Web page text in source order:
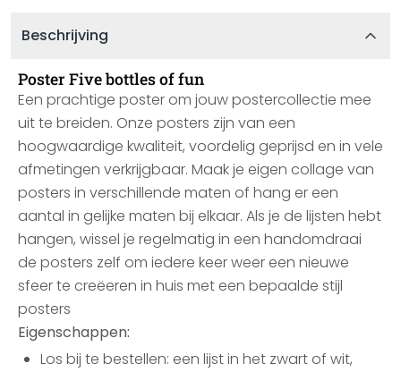
Beschrijving
Poster Five bottles of fun
Een prachtige poster om jouw postercollectie mee
uit te breiden. Onze posters zijn van een
hoogwaardige kwaliteit, voordelig geprijsd en in vele
afmetingen verkrijgbaar. Maak je eigen collage van
posters in verschillende maten of hang er een
aantal in gelijke maten bij elkaar. Als je de lijsten hebt
hangen, wissel je regelmatig in een handomdraai
de posters zelf om iedere keer weer een nieuwe
sfeer te creëeren in huis met een bepaalde stijl
posters
Eigenschappen:
Los bij te bestellen: een lijst in het zwart of wit,